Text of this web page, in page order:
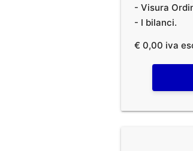
- Visura
- I bilanci.
€ 0,00 iva